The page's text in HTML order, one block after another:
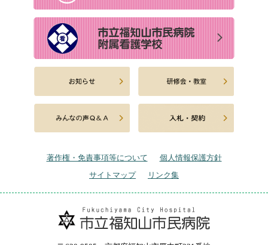
著作権・免責事項等について
個人情報保護方針
サイトマップ
リンク集